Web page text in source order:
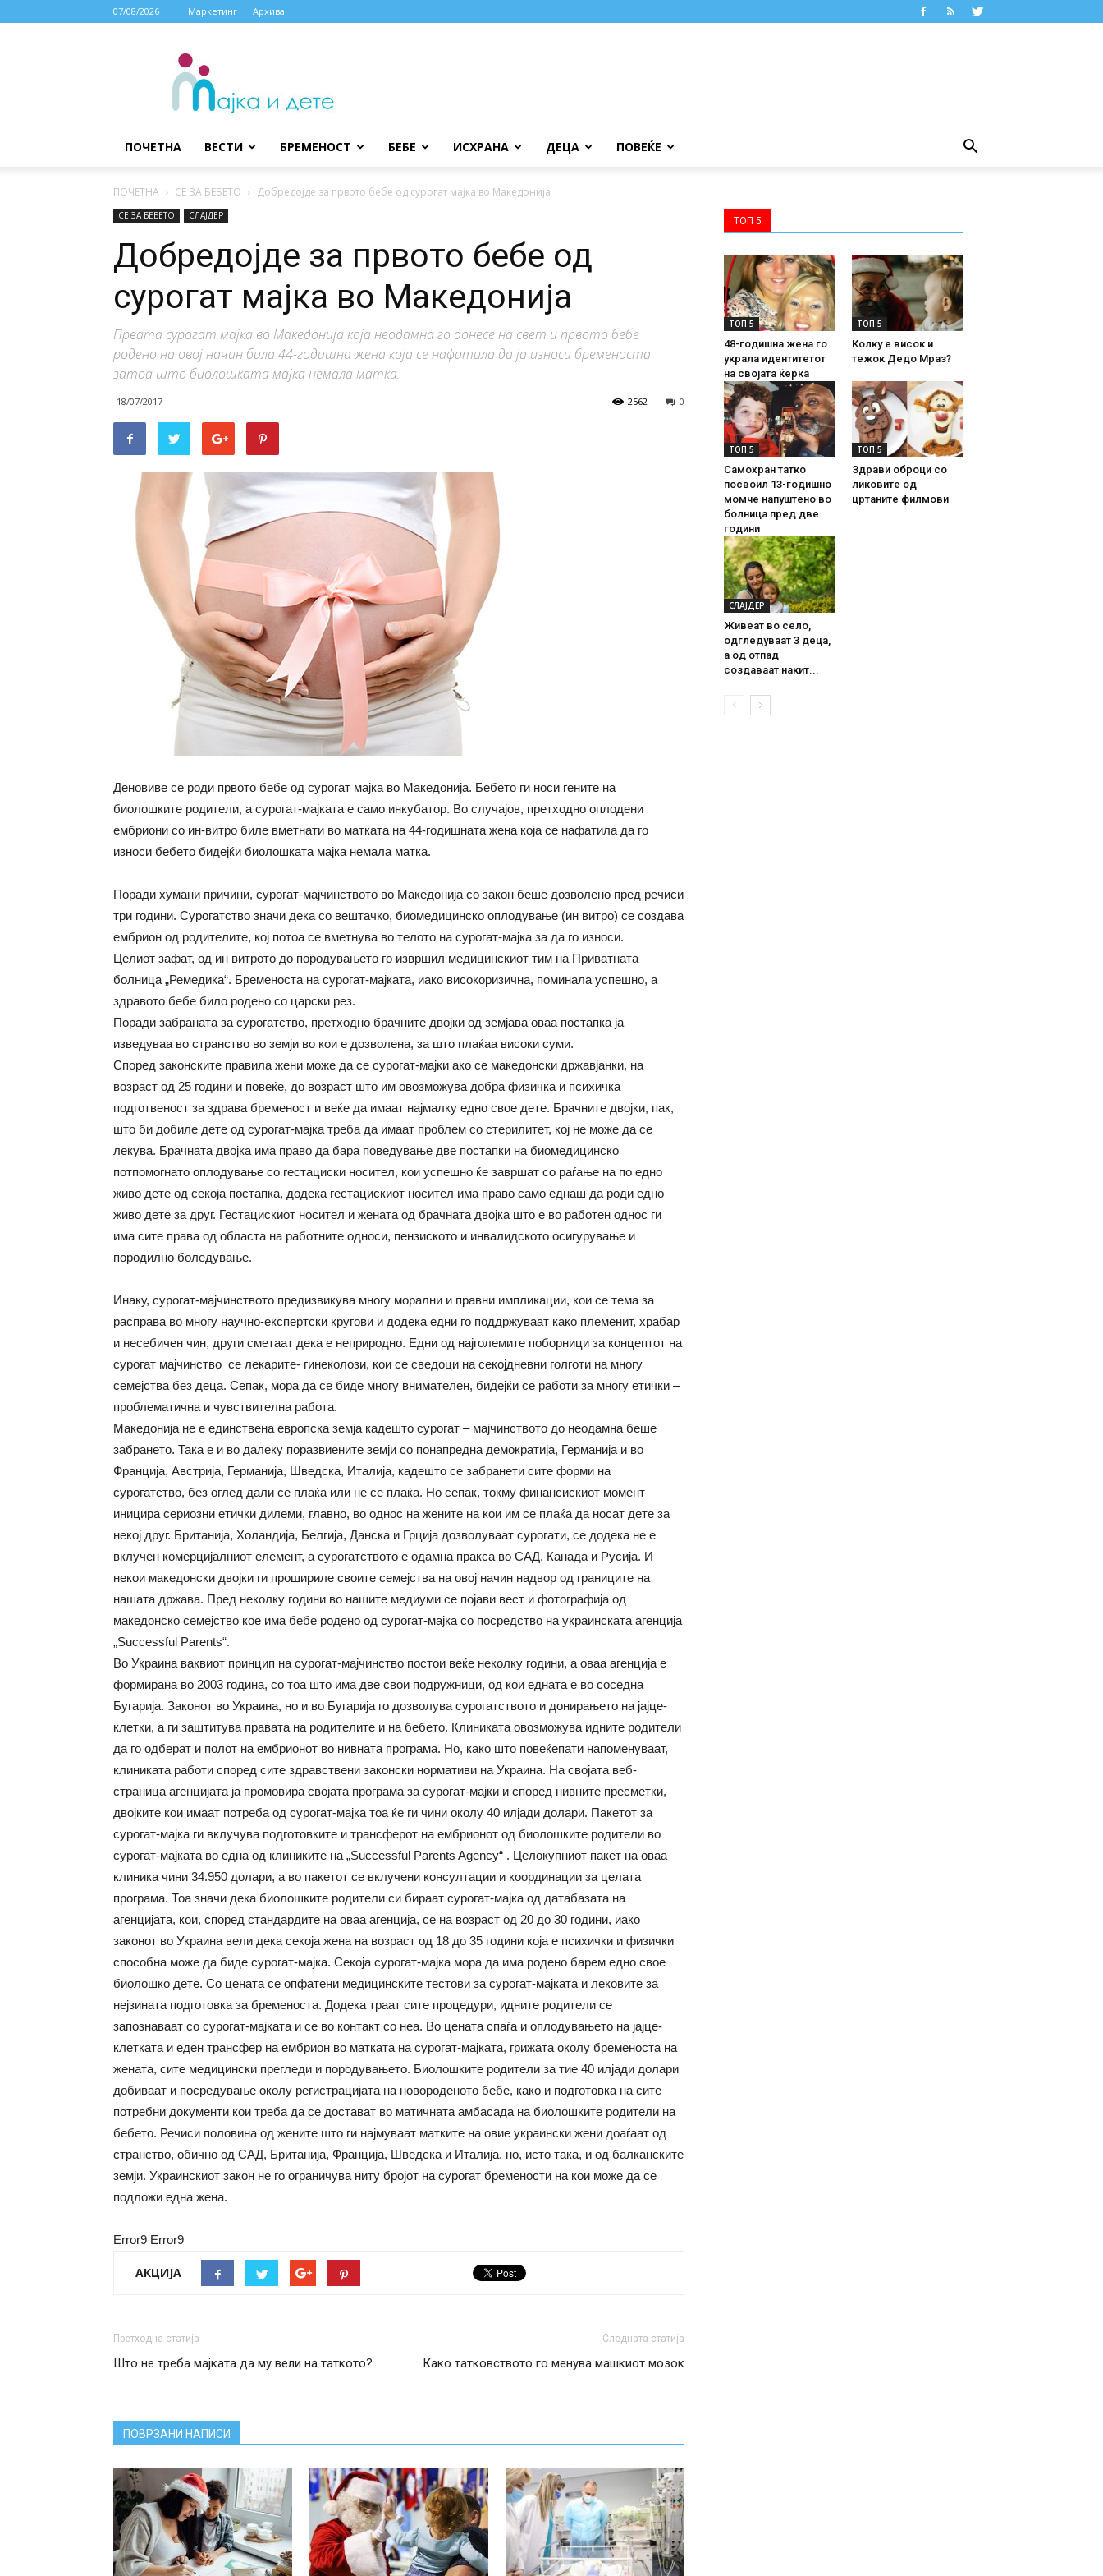
07/08/2026 Маркетинг Архива
МАЈКА
ДЕТЕ
ПОЧЕТНА ВЕСТИ БРЕМЕНОСТ БЕБЕ ИСХРАНА ДЕЦА ПОВЕЌЕ
ПОЧЕТНА СЕ ЗА БЕБЕТО Добредојде за првото бебе од сурогат мајка во Македонија
СЕ ЗА БЕБЕТО СЛАЈДЕР
Добредојде за првото бебе од
сурогат мајка во Македонија
Првата сурогат мајка во Македонија која неодамна го донесе на свет и првото бебе
родено на овој начин била 44-годишна жена која се нафатила да ја износи бременоста
затоа што биолошката мајка немала матка.
18/07/2017 0
2562
Деновиве се роди првото бебе од сурогат мајка во Македонија. Бебето ги носи гените на
биолошките родители, а сурогат-мајката е само инкубатор. Во случајов, претходно оплодени
ембриони со ин-витро биле вметнати во матката на 44-годишната жена која се нафатила да го
износи бебето бидејќи биолошката мајка немала матка.
Поради хумани причини, сурогат-мајчинството во Македонија со закон беше дозволено пред речиси
три години. Сурогатство значи дека со вештачко, биомедицинско оплодување (ин витро) се создава
ембрион од родителите, кој потоа се вметнува во телото на сурогат-мајка за да го износи.
Целиот зафат, од ин витрото до породувањето го извршил медицинскиот тим на Приватната
болница „Ремедика“. Бременоста на сурогат-мајката, иако високоризична, поминала успешно, а
здравото бебе било родено со царски рез.
Поради забраната за сурогатство, претходно брачните двојки од земјава оваа постапка ја
изведуваа во странство во земји во кои е дозволена, за што плаќаа високи суми.
Според законските правила жени може да се сурогат-мајки ако се македонски државјанки, на
возраст од 25 години и повеќе, до возраст што им овозможува добра физичка и психичка
подготвеност за здрава бременост и веќе да имаат најмалку едно свое дете. Брачните двојки, пак,
што би добиле дете од сурогат-мајка треба да имаат проблем со стерилитет, кој не може да се
лекува. Брачната двојка има право да бара поведување две постапки на биомедицинско
потпомогнато оплодување со гестациски носител, кои успешно ќе завршат со раѓање на по едно
живо дете од секоја постапка, додека гестацискиот носител има право само еднаш да роди едно
живо дете за друг. Гестацискиот носител и жената од брачната двојка што е во работен однос ги
има сите права од областа на работните односи, пензиското и инвалидското осигурување и
породилно боледување.
Инаку, сурогат-мајчинството предизвикува многу морални и правни импликации, кои се тема за
расправа во многу научно-експертски кругови и додека едни го поддржуваат како племенит, храбар
и несебичен чин, други сметаат дека е неприродно. Едни од најголемите поборници за концептот на
сурогат мајчинство се лекарите- гинеколози, кои се сведоци на секојдневни голготи на многу
семејства без деца. Сепак, мора да се биде многу внимателен, бидејќи се работи за многу етички –
проблематична и чувствителна работа.
Македонија не е единствена европска земја кадешто сурогат – мајчинството до неодамна беше
забрането. Така е и во далеку поразвиените земји со понапредна демократија, Германија и во
Франција, Австрија, Германија, Шведска, Италија, кадешто се забранети сите форми на
сурогатство, без оглед дали се плаќа или не се плаќа. Но сепак, токму финансискиот момент
иницира сериозни етички дилеми, главно, во однос на жените на кои им се плаќа да носат дете за
некој друг. Британија, Холандија, Белгија, Данска и Грција дозволуваат сурогати, се додека не е
вклучен комерцијалниот елемент, а сурогатството е одамна пракса во САД, Канада и Русија. И
некои македонски двојки ги прошириле своите семејства на овој начин надвор од границите на
нашата држава. Пред неколку години во нашите медиуми се појави вест и фотографија од
македонско семејство кое има бебе родено од сурогат-мајка со посредство на украинската агенција
„Successful Parents“.
Во Украина ваквиот принцип на сурогат-мајчинство постои веќе неколку години, а оваа агенција е
формирана во 2003 година, со тоа што има две свои подружници, од кои едната е во соседна
Бугарија. Законот во Украина, но и во Бугарија го дозволува сурогатството и донирањето на јајце-
клетки, а ги заштитува правата на родителите и на бебето. Клиниката овозможува идните родители
да го одберат и полот на ембрионот во нивната програма. Но, како што повеќепати напоменуваат,
клиниката работи според сите здравствени законски нормативи на Украина. На својата веб-
страница агенцијата ја промовира својата програма за сурогат-мајки и според нивните пресметки,
двојките кои имаат потреба од сурогат-мајка тоа ќе ги чини околу 40 илјади долари. Пакетот за
сурогат-мајка ги вклучува подготовките и трансферот на ембрионот од биолошките родители во
сурогат-мајката во една од клиниките на „Successful Parents Agency“ . Целокупниот пакет на оваа
клиника чини 34.950 долари, а во пакетот се вклучени консултации и координации за целата
програма. Тоа значи дека биолошките родители си бираат сурогат-мајка од датабазата на
агенцијата, кои, според стандардите на оваа агенција, се на возраст од 20 до 30 години, иако
законот во Украина вели дека секоја жена на возраст од 18 до 35 години која е психички и физички
способна може да биде сурогат-мајка. Секоја сурогат-мајка мора да има родено барем едно свое
биолошко дете. Со цената се опфатени медицинските тестови за сурогат-мајката и лековите за
нејзината подготовка за бременоста. Додека траат сите процедури, идните родители се
запознаваат со сурогат-мајката и се во контакт со неа. Во цената спаѓа и оплодувањето на јајце-
клетката и еден трансфер на ембрион во матката на сурогат-мајката, грижата околу бременоста на
жената, сите медицински прегледи и породувањето. Биолошките родители за тие 40 илјади долари
добиваат и посредување околу регистрацијата на новороденото бебе, како и подготовка на сите
потребни документи кои треба да се достават во матичната амбасада на биолошките родители на
бебето. Речиси половина од жените што ги најмуваат матките на овие украински жени доаѓаат од
странство, обично од САД, Британија, Франција, Шведска и Италија, но, исто така, и од балканските
земји. Украинскиот закон не го ограничува ниту бројот на сурогат бремености на кои може да се
подложи една жена.
Error9 Error9
АКЦИЈА
Претходна статија
Што не треба мајката да му вели на таткото?
Следната статија
Како татковството го менува машкиот мозок
ПОВРЗАНИ НАПИСИ
ТОП 5
ТОП 5
48-годишна жена го
украла идентитетот
на својата ќерка
ТОП 5
Колку е висок и
тежок Дедо Мраз?
ТОП 5
Самохран татко
посвоил 13-годишно
момче напуштено во
болница пред две
години
ТОП 5
Здрави оброци со
ликовите од
цртаните филмови
СЛАЈДЕР
Живеат во село,
одгледуваат 3 деца,
а од отпад
создаваат накит...